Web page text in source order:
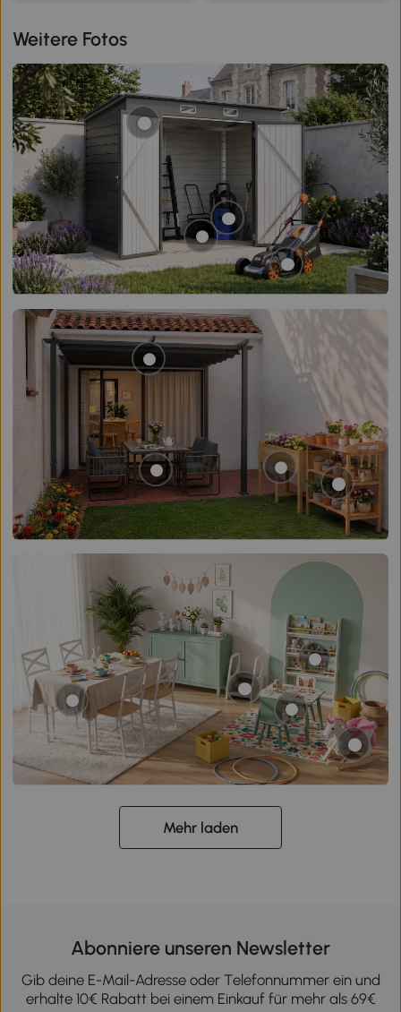
Weitere Fotos
Mehr laden
Abonniere unseren Newsletter
Gib deine E-Mail-Adresse oder Telefonnummer ein und
erhalte 10€ Rabatt bei einem Einkauf für mehr als 69€